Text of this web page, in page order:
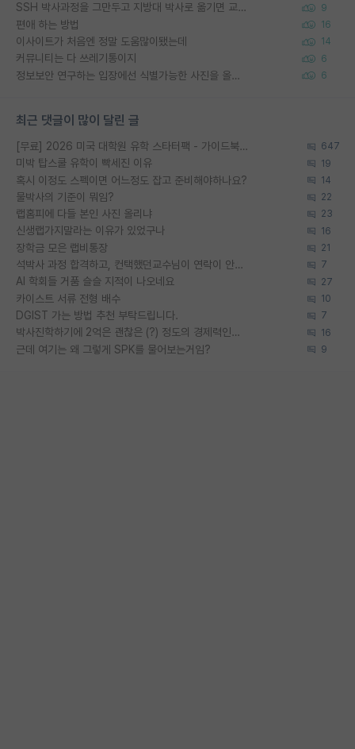
SSH 박사과정을 그만두고 지방대 박사로 옮기면 교수의 꿈은 끝일까요? 9
편애 하는 방법 16
이사이트가 처음엔 정말 도움많이됐는데 14
커뮤니티는 다 쓰레기통이지 6
정보보안 연구하는 입장에선 식별가능한 사진을 올리는건 비추이긴함 6
최근 댓글이 많이 달린 글
[무료] 2026 미국 대학원 유학 스타터팩 - 가이드북 & 합격자 컨택메일 템플릿 647
미박 탑스쿨 유학이 빡세진 이유 19
혹시 이정도 스펙이면 어느정도 잡고 준비해야하나요? 14
물박사의 기준이 뭐임? 22
랩홈피에 다들 본인 사진 올리냐 23
신생랩가지말라는 이유가 있었구나 16
장학금 모은 랩비통장 21
석박사 과정 합격하고, 컨택했던교수님이 연락이 안됩니다... 7
AI 학회들 거품 슬슬 지적이 나오네요 27
카이스트 서류 전형 배수 10
DGIST 가는 방법 추천 부탁드립니다. 7
박사진학하기에 2억은 괜찮은 (?) 정도의 경제력인가요 16
근데 여기는 왜 그렇게 SPK를 물어보는거임? 9